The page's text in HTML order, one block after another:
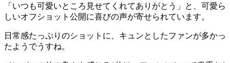
「いつも可愛いところ見せてくれてありがとう」と、可愛ら
しいオフショット公開に喜びの声が寄せられています。
日常感たっぷりのショットに、キュンとしたファンが多かっ
たようでうすね。